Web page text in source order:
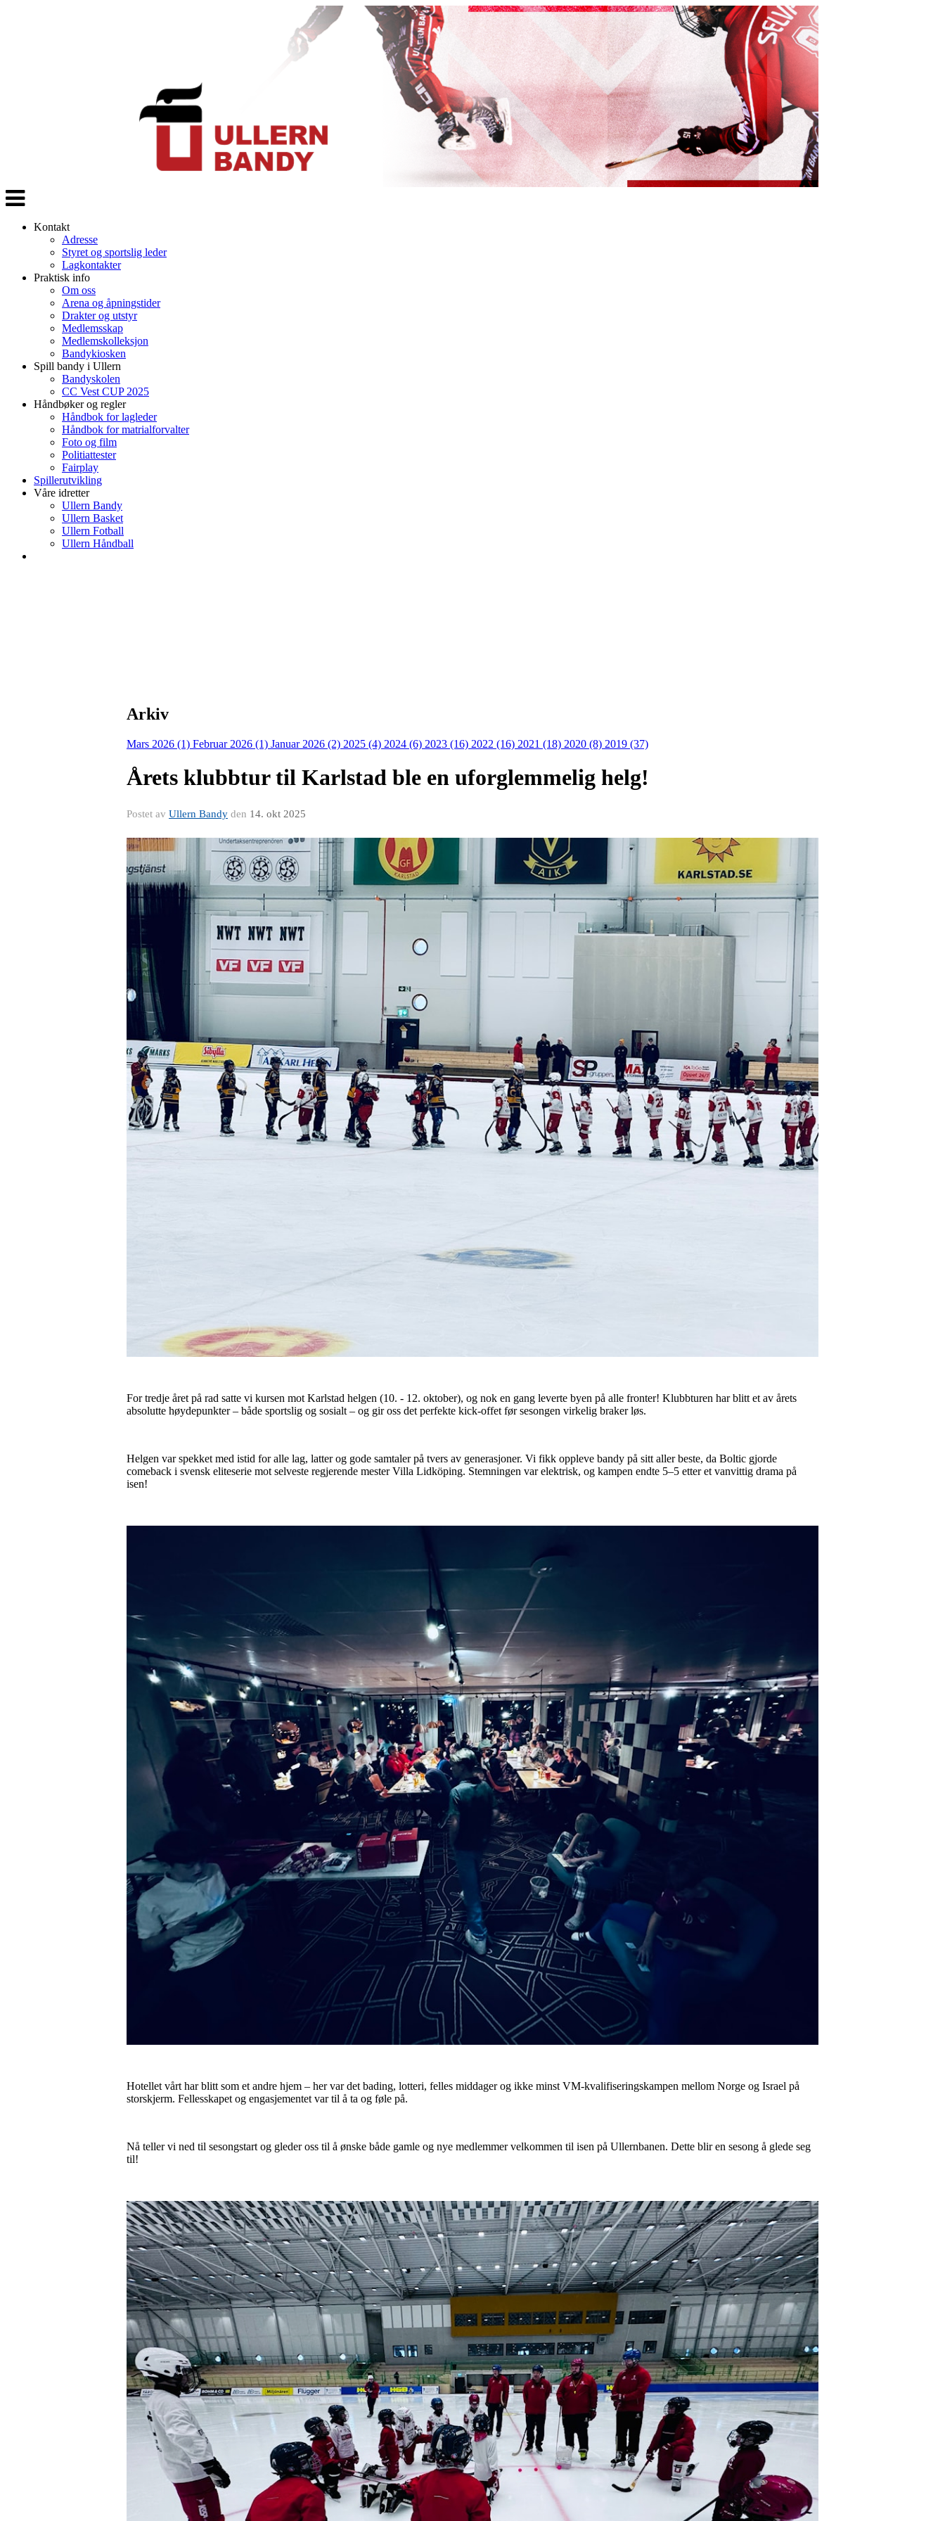
Veksle
navigasjon
Kontakt
Adresse
Styret og sportslig leder
Lagkontakter
Praktisk info
Om oss
Arena og åpningstider
Drakter og utstyr
Medlemsskap
Medlemskolleksjon
Bandykiosken
Spill bandy i Ullern
Bandyskolen
CC Vest CUP 2025
Håndbøker og regler
Håndbok for lagleder
Håndbok for matrialforvalter
Foto og film
Politiattester
Fairplay
Spillerutvikling
Våre idretter
Ullern Bandy
Ullern Basket
Ullern Fotball
Ullern Håndball
Arkiv
Mars 2026 (1) Februar 2026 (1) Januar 2026 (2) 2025 (4) 2024 (6) 2023 (16) 2022 (16) 2021 (18) 2020 (8) 2019 (37)
Årets klubbtur til Karlstad ble en uforglemmelig helg!
Postet av Ullern Bandy den 14. okt 2025
For tredje året på rad satte vi kursen mot Karlstad helgen (10. - 12. oktober), og nok en gang leverte byen på alle fronter! Klubbturen har blitt et av årets
absolutte høydepunkter – både sportslig og sosialt – og gir oss det perfekte kick-offet før sesongen virkelig braker løs.
Helgen var spekket med istid for alle lag, latter og gode samtaler på tvers av generasjoner. Vi fikk oppleve bandy på sitt aller beste, da Boltic gjorde
comeback i svensk eliteserie mot selveste regjerende mester Villa Lidköping. Stemningen var elektrisk, og kampen endte 5–5 etter et vanvittig drama på
isen!
Hotellet vårt har blitt som et andre hjem – her var det bading, lotteri, felles middager og ikke minst VM-kvalifiseringskampen mellom Norge og Israel på
storskjerm. Fellesskapet og engasjementet var til å ta og føle på.
Nå teller vi ned til sesongstart og gleder oss til å ønske både gamle og nye medlemmer velkommen til isen på Ullernbanen. Dette blir en sesong å glede seg
til!